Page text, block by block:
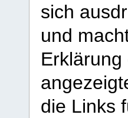
sich
und
die Links